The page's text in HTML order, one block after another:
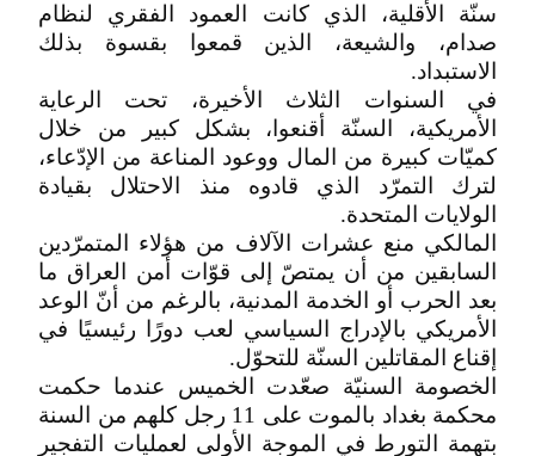
سنّة الأقلية، الذي كانت العمود الفقري لنظام
صدام، والشيعة، الذين قمعوا بقسوة بذلك
الاستبداد.
في السنوات الثلاث الأخيرة، تحت الرعاية
الأمريكية، السنّة أقنعوا، بشكل كبير من خلال
كميّات كبيرة من المال ووعود المناعة من الإدّعاء،
لترك التمرّد الذي قادوه منذ الاحتلال بقيادة
الولايات المتحدة.
المالكي منع عشرات الآلاف من هؤلاء المتمرّدين
السابقين من أن يمتصّ إلى قوّات أمن العراق ما
بعد الحرب أو الخدمة المدنية، بالرغم من أنّ الوعد
الأمريكي بالإدراج السياسي لعب دورًا رئيسيًا في
إقناع المقاتلين السنّة للتحوّل.
الخصومة السنيّة صعّدت الخميس عندما حكمت
محكمة بغداد بالموت على 11 رجل كلهم من السنة
بتهمة التورط في الموجة الأولى لعمليات التفجير